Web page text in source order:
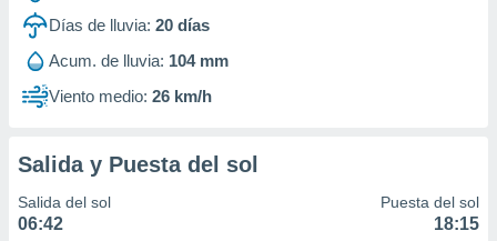
de
Días de lluvia: 20 días
Acum. de lluvia: 104 mm
Viento medio: 26 km/h
Salida y Puesta del sol
Salida del sol
06:42
Puesta del sol
18:15